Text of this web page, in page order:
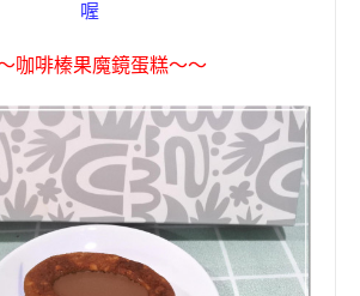
喔
咖啡榛果魔鏡蛋糕〜〜